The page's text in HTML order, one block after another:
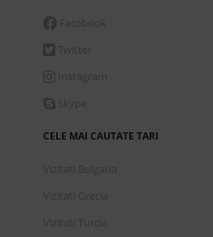
CELE MAI CAUTATE TARI